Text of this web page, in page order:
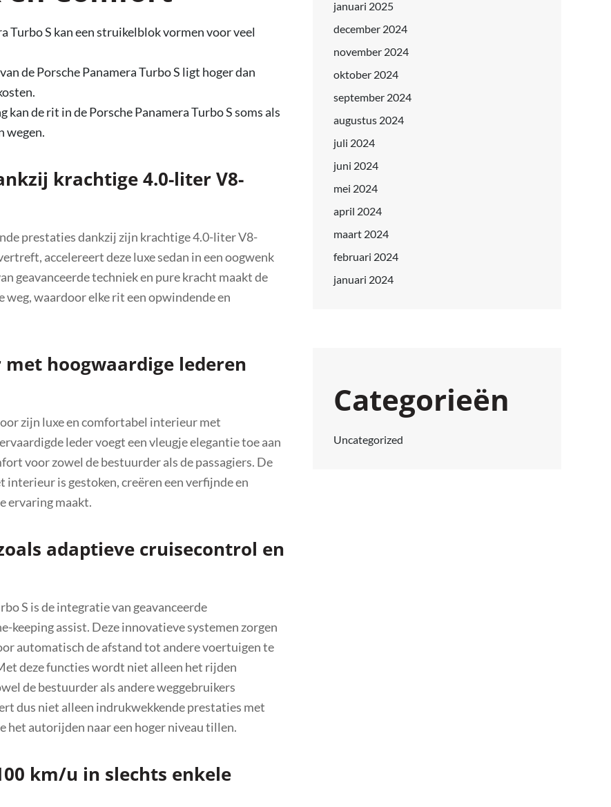
Turbo S kan een struikelblok vormen voor veel
de Porsche Panamera Turbo S ligt hoger dan
de rit in de Porsche Panamera Turbo S soms als
wegen.
krachtige 4.0-liter V8-
prestaties dankzij zijn krachtige 4.0-liter V8-
accelereert deze luxe sedan in een oogwenk
geavanceerde techniek en pure kracht maakt de
weg, waardoor elke rit een opwindende en
hoogwaardige lederen
zijn luxe en comfortabel interieur met
leder voegt een vleugje elegantie toe aan
voor zowel de bestuurder als de passagiers. De
is gestoken, creëren een verfijnde en
ervaring maakt.
adaptieve cruisecontrol en
S is de integratie van geavanceerde
keeping assist. Deze innovatieve systemen zorgen
automatisch de afstand tot andere voertuigen te
deze functies wordt niet alleen het rijden
de bestuurder als andere weggebruikers
dus niet alleen indrukwekkende prestaties met
het autorijden naar een hoger niveau tillen.
km/u in slechts enkele
januari 2025
december 2024
november 2024
oktober 2024
september 2024
augustus 2024
juli 2024
juni 2024
mei 2024
april 2024
maart 2024
februari 2024
januari 2024
Categorieën
Uncategorized